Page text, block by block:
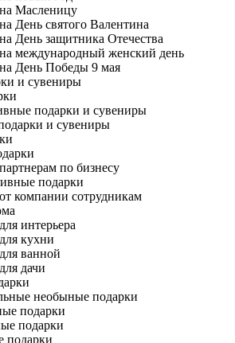
Масленицу
День святого Валентина
День защитника Отечества
международный женский день
День Победы 9 мая
и сувениры
подарки и сувениры
и сувениры
по бизнесу
подарки
компании сотрудникам
интерьера
кухни
ванной
дачи
необыные подарки
подарки
подарки
подарки